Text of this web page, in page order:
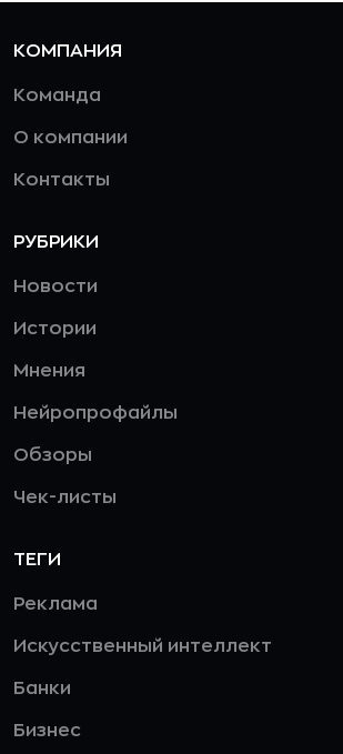
КОМПАНИЯ
Команда
О компании
Контакты
РУБРИКИ
Новости
Истории
Мнения
Нейропрофайлы
Обзоры
Чек-листы
ТЕГИ
Реклама
Искусственный интеллект
Банки
Бизнес